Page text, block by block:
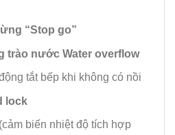
“Stop go”
trào nước Water overflow
tắt bếp khi không có nồi
lock
biến nhiệt độ tích hợp